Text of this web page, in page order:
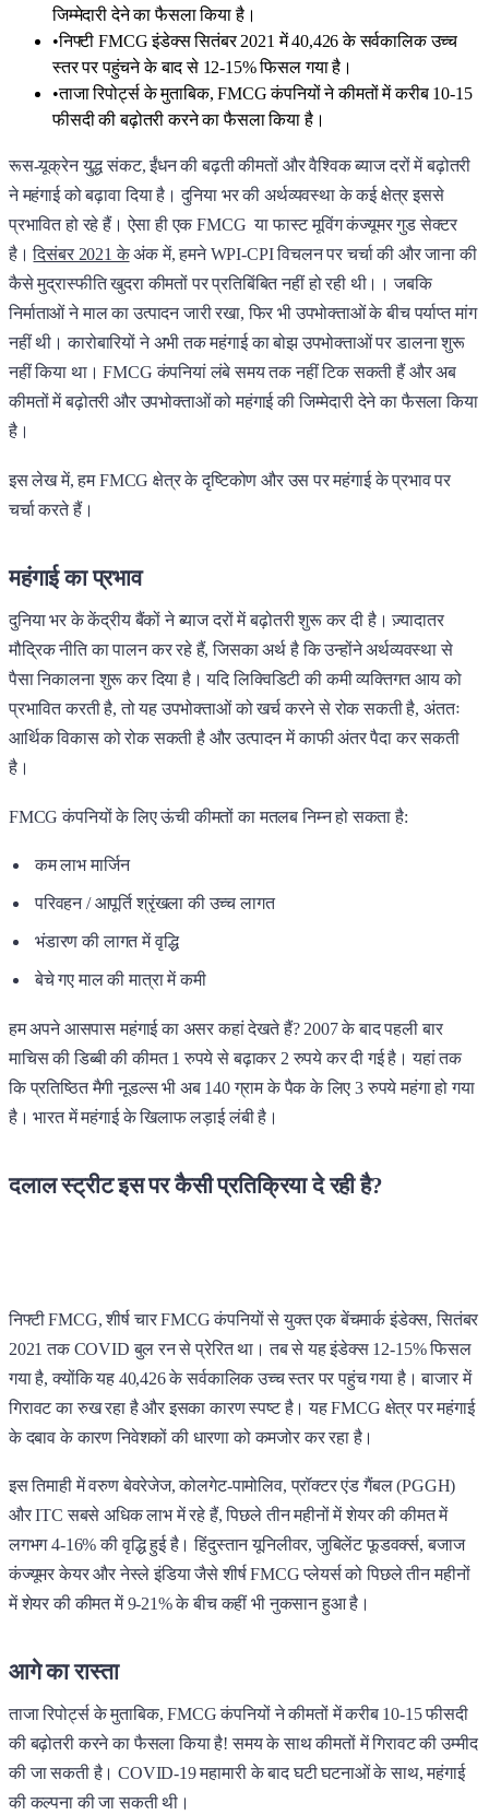
जिम्मेदारी देने का फैसला किया है।
•निफ्टी FMCG इंडेक्स सितंबर 2021 में 40,426 के सर्वकालिक उच्च
स्तर पर पहुंचने के बाद से 12-15% फिसल गया है।
•ताजा रिपोर्ट्स के मुताबिक, FMCG कंपनियों ने कीमतों में करीब 10-15
फीसदी की बढ़ोतरी करने का फैसला किया है।
रूस-यूक्रेन युद्ध संकट, ईंधन की बढ़ती कीमतों और वैश्विक ब्याज दरों में बढ़ोतरी
ने महंगाई को बढ़ावा दिया है। दुनिया भर की अर्थव्यवस्था के कई क्षेत्र इससे
प्रभावित हो रहे हैं। ऐसा ही एक FMCG या फास्ट मूविंग कंज्यूमर गुड सेक्टर
है।दिसंबर 2021 केअंक में, हमने WPI-CPI विचलन पर चर्चा की और जाना की
कैसे मुद्रास्फीति खुदरा कीमतों पर प्रतिबिंबित नहीं हो रही थी।। जबकि
निर्माताओं ने माल का उत्पादन जारी रखा, फिर भी उपभोक्ताओं के बीच पर्याप्त मांग
नहीं थी। कारोबारियों ने अभी तक महंगाई का बोझ उपभोक्ताओं पर डालना शुरू
नहीं किया था। FMCG कंपनियां लंबे समय तक नहीं टिक सकती हैं और अब
कीमतों में बढ़ोतरी और उपभोक्ताओं को महंगाई की जिम्मेदारी देने का फैसला किया
है।
इस लेख में, हम FMCG क्षेत्र के दृष्टिकोण और उस पर महंगाई के प्रभाव पर
चर्चा करते हैं।
महंगाई का प्रभाव
दुनिया भर के केंद्रीय बैंकों ने ब्याज दरों में बढ़ोतरी शुरू कर दी है। ज़्यादातर
मौद्रिक नीति का पालन कर रहे हैं, जिसका अर्थ है कि उन्होंने अर्थव्यवस्था से
पैसा निकालना शुरू कर दिया है। यदि लिक्विडिटी की कमी व्यक्तिगत आय को
प्रभावित करती है, तो यह उपभोक्ताओं को खर्च करने से रोक सकती है, अंततः
आर्थिक विकास को रोक सकती है और उत्पादन में काफी अंतर पैदा कर सकती
है।
FMCG कंपनियों के लिए ऊंची कीमतों का मतलब निम्न हो सकता है:
कम लाभ मार्जिन
परिवहन / आपूर्ति श्रृंखला की उच्च लागत
भंडारण की लागत में वृद्धि
बेचे गए माल की मात्रा में कमी
हम अपने आसपास महंगाई का असर कहां देखते हैं? 2007 के बाद पहली बार
माचिस की डिब्बी की कीमत 1 रुपये से बढ़ाकर 2 रुपये कर दी गई है। यहां तक
कि प्रतिष्ठित मैगी नूडल्स भी अब 140 ग्राम के पैक के लिए 3 रुपये महंगा हो गया
है। भारत में महंगाई के खिलाफ लड़ाई लंबी है।
दलाल स्ट्रीट इस पर कैसी प्रतिक्रिया दे रही है?
निफ्टी FMCG, शीर्ष चार FMCG कंपनियों से युक्त एक बेंचमार्क इंडेक्स, सितंबर
2021 तक COVID बुल रन से प्रेरित था। तब से यह इंडेक्स 12-15% फिसल
गया है, क्योंकि यह 40,426 के सर्वकालिक उच्च स्तर पर पहुंच गया है। बाजार में
गिरावट का रुख रहा है और इसका कारण स्पष्ट है। यह FMCG क्षेत्र पर महंगाई
के दबाव के कारण निवेशकों की धारणा को कमजोर कर रहा है।
इस तिमाही में वरुण बेवरेजेज, कोलगेट-पामोलिव, प्रॉक्टर एंड गैंबल (PGGH)
और ITC सबसे अधिक लाभ में रहे हैं, पिछले तीन महीनों में शेयर की कीमत में
लगभग 4-16% की वृद्धि हुई है। हिंदुस्तान यूनिलीवर, जुबिलेंट फूडवर्क्स, बजाज
कंज्यूमर केयर और नेस्ले इंडिया जैसे शीर्ष FMCG प्लेयर्स को पिछले तीन महीनों
में शेयर की कीमत में 9-21% के बीच कहीं भी नुकसान हुआ है।
आगे का रास्ता
ताजा रिपोर्ट्स के मुताबिक, FMCG कंपनियों ने कीमतों में करीब 10-15 फीसदी
की बढ़ोतरी करने का फैसला किया है! समय के साथ कीमतों में गिरावट की उम्मीद
की जा सकती है। COVID-19 महामारी के बाद घटी घटनाओं के साथ, महंगाई
की कल्पना की जा सकती थी।